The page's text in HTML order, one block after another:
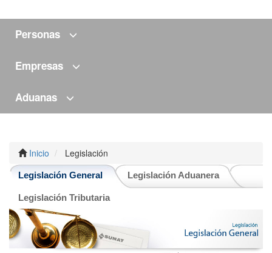
Personas
Empresas
Aduanas
Inicio Legislación
Legislación General Legislación Aduanera
Legislación Tributaria